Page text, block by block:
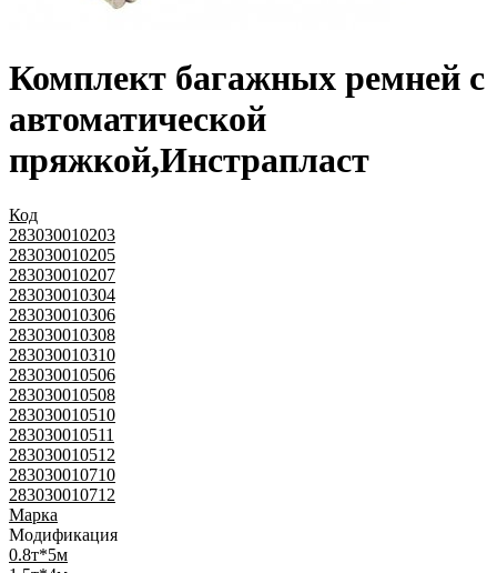
Комплект багажных ремней с
автоматической
пряжкой,Инстрапласт
Код
283030010203
283030010205
283030010207
283030010304
283030010306
283030010308
283030010310
283030010506
283030010508
283030010510
283030010511
283030010512
283030010710
283030010712
Марка
Модификация
0.8т*5м